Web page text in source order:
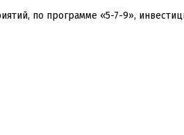
по программе «5-7-9»,